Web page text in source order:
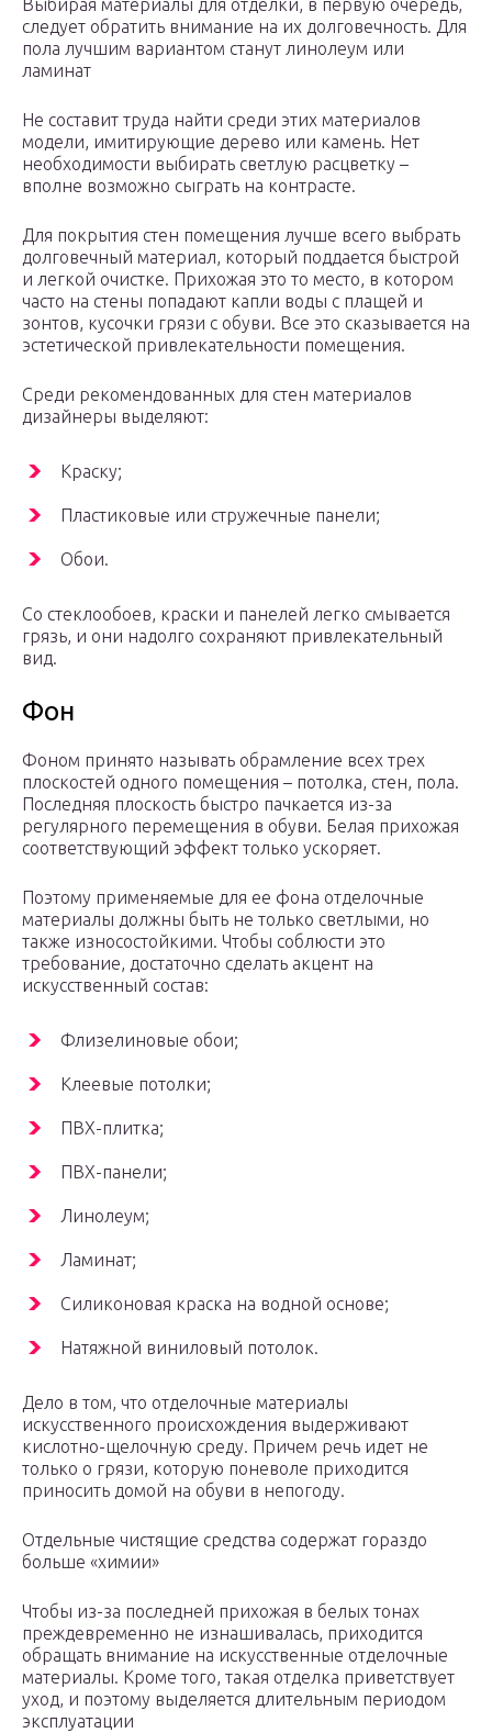
Выбирая материалы для отделки, в первую очередь,
следует обратить внимание на их долговечность. Для
пола лучшим вариантом станут линолеум или
ламинат
Не составит труда найти среди этих материалов
модели, имитирующие дерево или камень. Нет
необходимости выбирать светлую расцветку –
вполне возможно сыграть на контрасте.
Для покрытия стен помещения лучше всего выбрать
долговечный материал, который поддается быстрой
и легкой очистке. Прихожая это то место, в котором
часто на стены попадают капли воды с плащей и
зонтов, кусочки грязи с обуви. Все это сказывается на
эстетической привлекательности помещения.
Среди рекомендованных для стен материалов
дизайнеры выделяют:
Краску;
Пластиковые или стружечные панели;
Обои.
Со стеклообоев, краски и панелей легко смывается
грязь, и они надолго сохраняют привлекательный
вид.
Фон
Фоном принято называть обрамление всех трех
плоскостей одного помещения – потолка, стен, пола.
Последняя плоскость быстро пачкается из-за
регулярного перемещения в обуви. Белая прихожая
соответствующий эффект только ускоряет.
Поэтому применяемые для ее фона отделочные
материалы должны быть не только светлыми, но
также износостойкими. Чтобы соблюсти это
требование, достаточно сделать акцент на
искусственный состав:
Флизелиновые обои;
Клеевые потолки;
ПВХ-плитка;
ПВХ-панели;
Линолеум;
Ламинат;
Силиконовая краска на водной основе;
Натяжной виниловый потолок.
Дело в том, что отделочные материалы
искусственного происхождения выдерживают
кислотно-щелочную среду. Причем речь идет не
только о грязи, которую поневоле приходится
приносить домой на обуви в непогоду.
Отдельные чистящие средства содержат гораздо
больше «химии»
Чтобы из-за последней прихожая в белых тонах
преждевременно не изнашивалась, приходится
обращать внимание на искусственные отделочные
материалы. Кроме того, такая отделка приветствует
уход, и поэтому выделяется длительным периодом
эксплуатации